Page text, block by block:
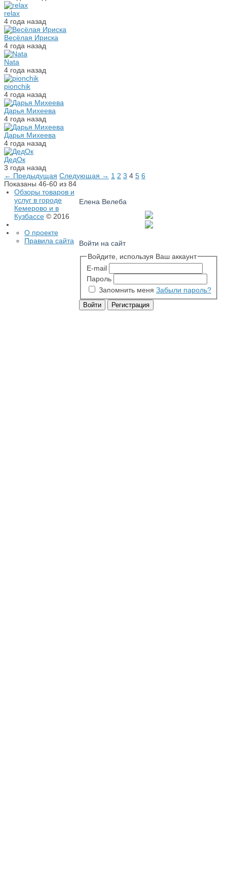
relax
4 года назад
Весёлая Ириска
4 года назад
Nata
4 года назад
pionchik
4 года назад
Дарья Михеева
4 года назад
Дарья Михеева
4 года назад
ДедОк
3 года назад
← Предыдущая Следующая → 1 2 3 4 5 6
Показаны 46-60 из 84
Елена Велеба
Войти на сайт
Войдите, используя Ваш аккаунт
E-mail
Пароль
Запомнить меня Забыли пароль?
Обзоры товаров и
услуг в городе
Кемерово и в
Кузбассе © 2016
О проекте
Правила сайта